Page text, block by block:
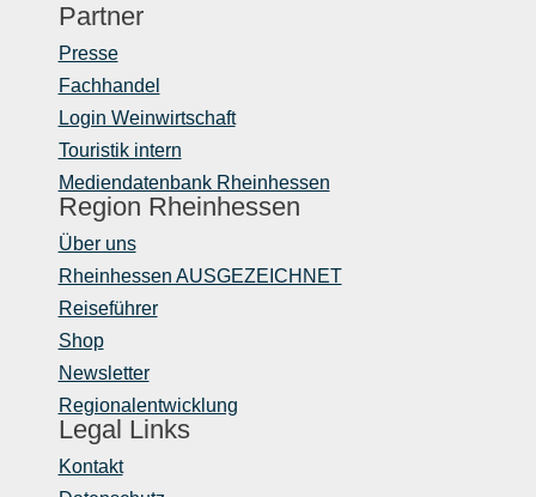
Partner
Presse
Fachhandel
Login Weinwirtschaft
Touristik intern
Mediendatenbank Rheinhessen
Region Rheinhessen
Über uns
Rheinhessen AUSGEZEICHNET
Reiseführer
Shop
Newsletter
Regionalentwicklung
Legal Links
Kontakt